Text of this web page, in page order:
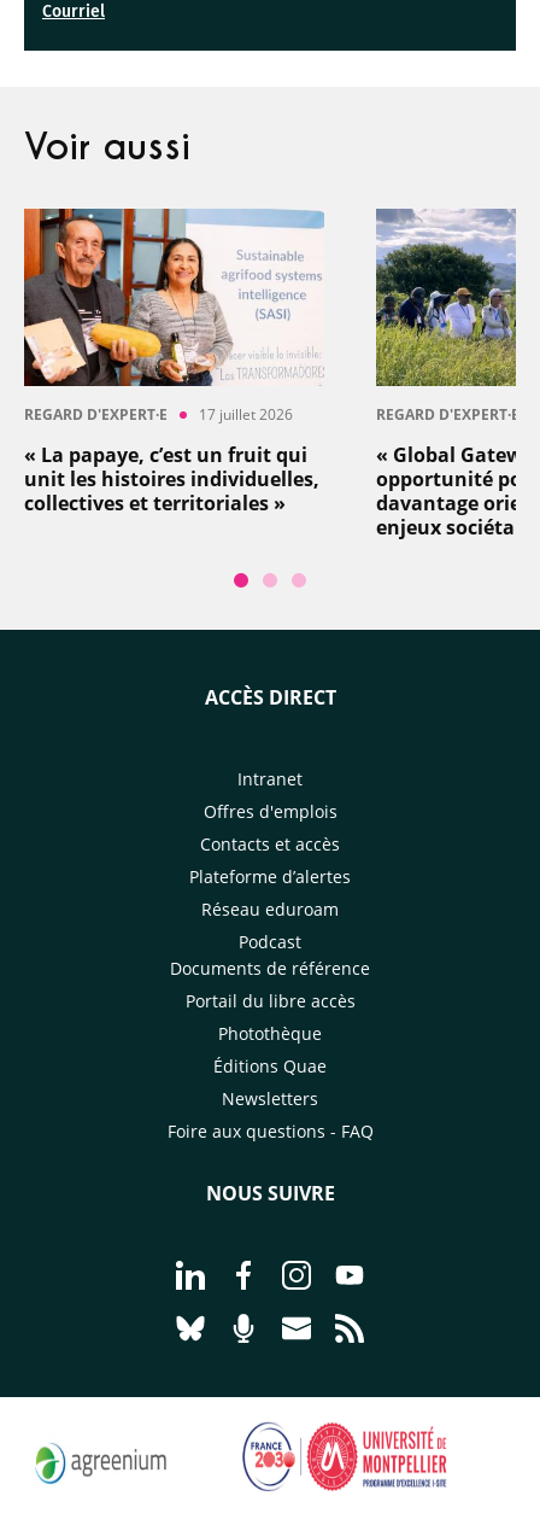
Courriel
Voir aussi
REGARD D'EXPERT·E 17 juillet 2026
« La papaye, c’est un fruit qui
unit les histoires individuelles,
collectives et territoriales »
REGARD D'EXPERT·E
« Global
opportunité
davantage
enjeux
ACCÈS DIRECT
Intranet
Offres d'emplois
Contacts et accès
Plateforme d’alertes
Réseau eduroam
Podcast
Documents de référence
Portail du libre accès
Photothèque
Éditions Quae
Newsletters
Foire aux questions - FAQ
NOUS SUIVRE
Aller à la page Nous suivre sur
Aller à la page Nous suivre sur
Aller à la page Nous
Aller à la page
Aller à la page Nous suivre sur
Aller à la page Nourrir le
Aller à la page Nous